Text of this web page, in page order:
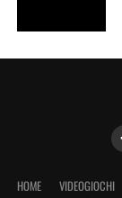
HOME VIDEOGIOCHI